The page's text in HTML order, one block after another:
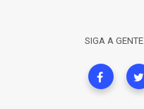
SIGA A